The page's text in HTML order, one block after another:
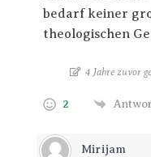
bedarf keiner
theologischen
4 Jahre zuvor
2
Mirijam